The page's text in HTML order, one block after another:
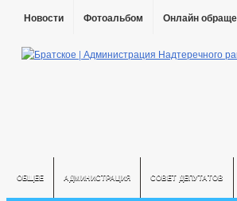
Новости Фотоальбом Онлайн
ОБЩЕЕ АДМИНИСТРАЦИЯ СОВЕТ ДЕПУТАТОВ